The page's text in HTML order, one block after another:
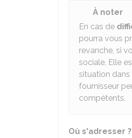
À noter
En cas de
pourra vous
revanche, si
sociale. Elle
situation dans
fournisseur
compétents.
Où s'adresser ?